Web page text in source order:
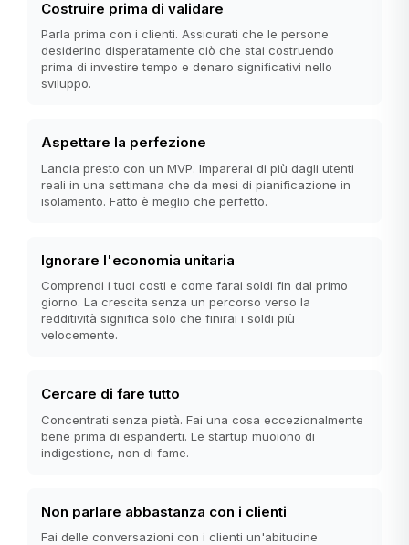
Costruire prima di validare
Parla prima con i clienti. Assicurati che le persone
desiderino disperatamente ciò che stai costruendo
prima di investire tempo e denaro significativi nello
sviluppo.
Aspettare la perfezione
Lancia presto con un MVP. Imparerai di più dagli utenti
reali in una settimana che da mesi di pianificazione in
isolamento. Fatto è meglio che perfetto.
Ignorare l'economia unitaria
Comprendi i tuoi costi e come farai soldi fin dal primo
giorno. La crescita senza un percorso verso la
redditività significa solo che finirai i soldi più
velocemente.
Cercare di fare tutto
Concentrati senza pietà. Fai una cosa eccezionalmente
bene prima di espanderti. Le startup muoiono di
indigestione, non di fame.
Non parlare abbastanza con i clienti
Fai delle conversazioni con i clienti un'abitudine